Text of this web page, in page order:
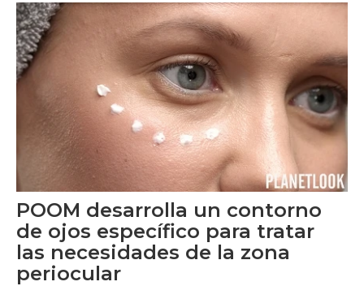
POOM desarrolla un contorno
de ojos específico para tratar
las necesidades de la zona
periocular